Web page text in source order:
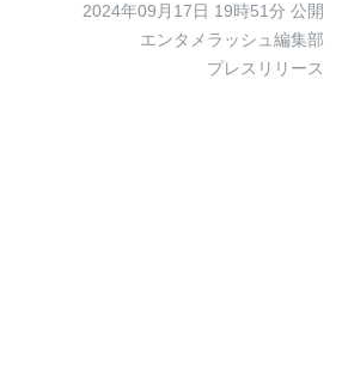
2024年09月17日 19時51分 公開
エンタメラッシュ編集部
プレスリリース